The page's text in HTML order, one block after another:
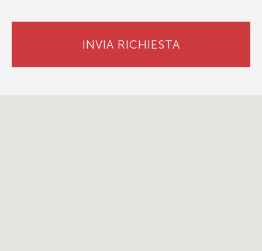
INVIA RICHIESTA